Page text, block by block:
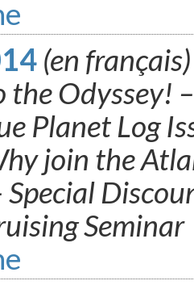
(en français)
the Odyssey!
Planet Log
join the
Special
Seminar